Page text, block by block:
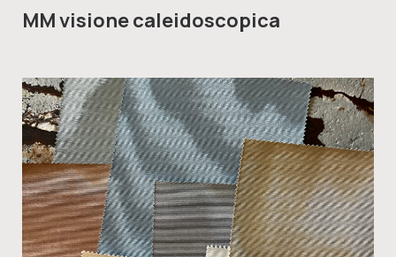
MM visione caleidoscopica